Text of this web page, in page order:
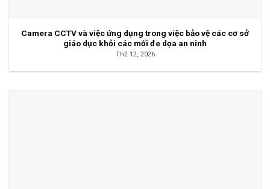
Camera CCTV và việc ứng dụng trong việc bảo vệ các cơ sở
giáo dục khỏi các mối đe dọa an ninh
Th2 12, 2026